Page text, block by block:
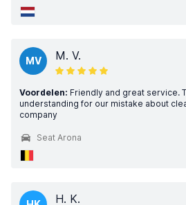
MV M. V.
Voordelen: Friendly and great service.
understanding for our mistake about
company
Seat Arona
H. K.